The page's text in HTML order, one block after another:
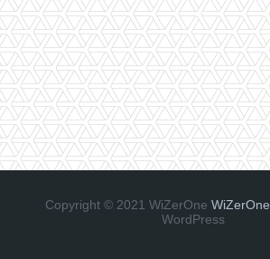
Copyright © 2021 WiZerOne WiZerOne
WordPress